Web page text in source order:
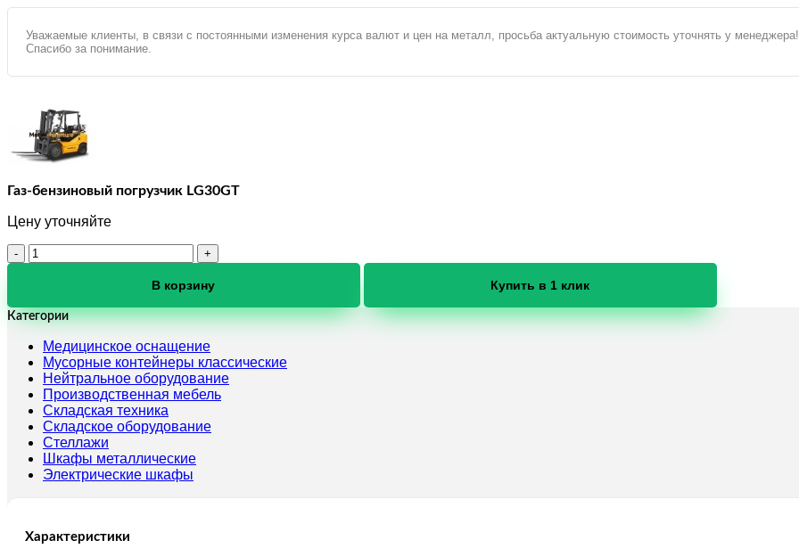
Уважаемые клиенты, в связи с постоянными изменения курса валют и цен на металл, просьба актуальную стоимость уточнять у менеджера!
Спасибо за понимание.
Газ-бензиновый погрузчик LG30GT
Цену уточняйте
Количество
товара
погрузчик
В корзину Купить в 1 клик
Категории
Медицинское оснащение
Мусорные контейнеры классические
Нейтральное оборудование
Производственная мебель
Складская техника
Складское оборудование
Стеллажи
Шкафы металлические
Электрические шкафы
Характеристики